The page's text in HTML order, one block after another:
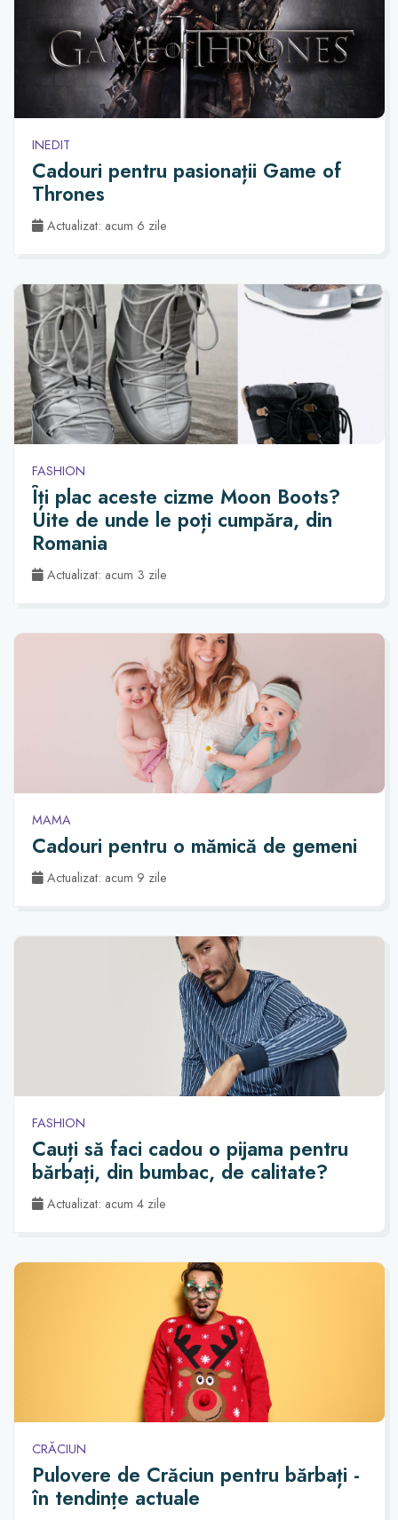
INEDIT
Cadouri pentru pasionații Game of
Thrones
Actualizat: acum 6 zile
FASHION
Îți plac aceste cizme Moon Boots?
Uite de unde le poți cumpăra, din
Romania
Actualizat: acum 3 zile
MAMA
Cadouri pentru o mămică de gemeni
Actualizat: acum 9 zile
FASHION
Cauți să faci cadou o pijama pentru
bărbați, din bumbac, de calitate?
Actualizat: acum 4 zile
CRĂCIUN
Pulovere de Crăciun pentru bărbați -
în tendințe actuale